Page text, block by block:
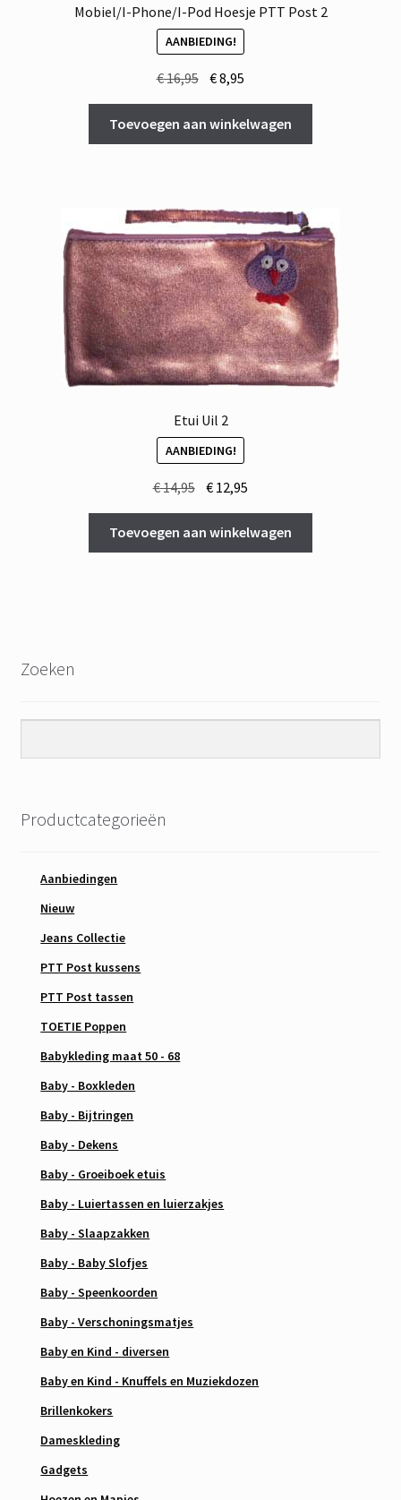
Mobiel/I-Phone/I-Pod Hoesje PTT Post 2
AANBIEDING!
€16,95 Oorspronkelijke
prijs
was:
€ 16,95.
€8,95
prijs
is:
€ 8,95.
Toevoegen aan winkelwagen
Etui Uil 2
AANBIEDING!
€14,95 Oorspronkelijke
was:
€ 14,95.
€ 12,95
is:
€ 12,95.
Toevoegen aan winkelwagen
Zoeken
Productcategorieën
Aanbiedingen
Nieuw
Jeans Collectie
PTT Post kussens
PTT Post tassen
TOETIE Poppen
Babykleding maat 50 - 68
Baby - Boxkleden
Baby - Bijtringen
Baby - Dekens
Baby - Groeiboek etuis
Baby - Luiertassen en luierzakjes
Baby - Slaapzakken
Baby - Baby Slofjes
Baby - Speenkoorden
Baby - Verschoningsmatjes
Baby en Kind - diversen
Baby en Kind - Knuffels en Muziekdozen
Brillenkokers
Dameskleding
Gadgets